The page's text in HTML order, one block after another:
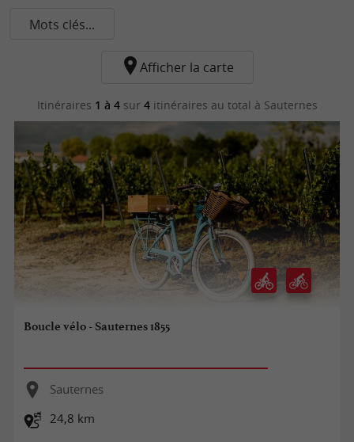
Mots clés...
Afficher la carte
Itinéraires 1 à 4sur 4itinéraires au total à Sauternes
Boucle vélo - Sauternes 1855
Sauternes
24,8 km